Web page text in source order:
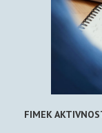
FIMEK